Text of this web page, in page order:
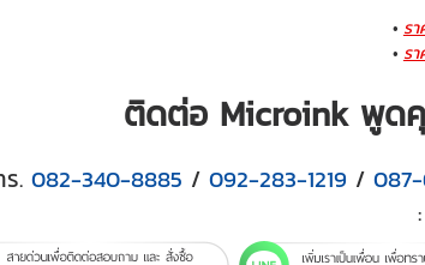
ร
ร
ติดต่อ Microink พูด
ร. 082-340-8885 / 092-283-1219 /
: